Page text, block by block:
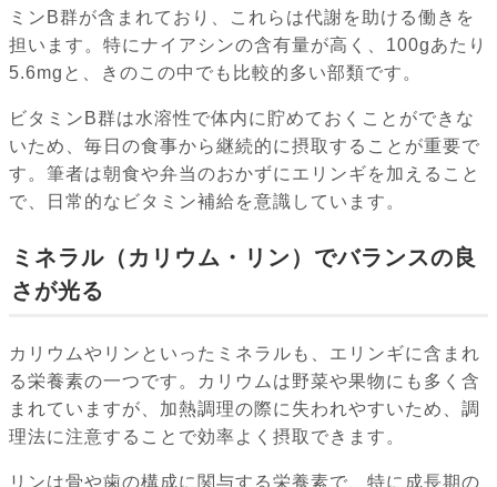
ミンB群が含まれており、これらは代謝を助ける働きを
担います。特にナイアシンの含有量が高く、100gあたり
5.6mgと、きのこの中でも比較的多い部類です。
ビタミンB群は水溶性で体内に貯めておくことができな
いため、毎日の食事から継続的に摂取することが重要で
す。筆者は朝食や弁当のおかずにエリンギを加えること
で、日常的なビタミン補給を意識しています。
ミネラル（カリウム・リン）でバランスの良
さが光る
カリウムやリンといったミネラルも、エリンギに含まれ
る栄養素の一つです。カリウムは野菜や果物にも多く含
まれていますが、加熱調理の際に失われやすいため、調
理法に注意することで効率よく摂取できます。
リンは骨や歯の構成に関与する栄養素で、特に成長期の